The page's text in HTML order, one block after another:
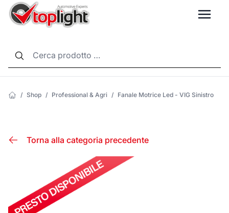
/ Shop / Professional & Agri / Fanale Motrice Led - VIG Sinistro
Torna alla categoria precedente